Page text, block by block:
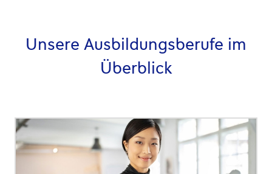
Unsere Ausbildungsberufe im
Überblick